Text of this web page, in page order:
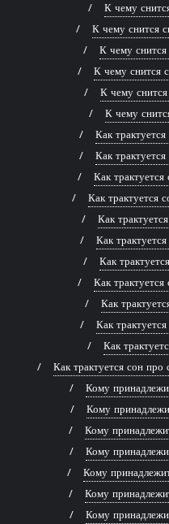
К чему
К чему снится
К чему
К чему снится
К чему
К чему
Как
Как
Как
Как трактуется
Как
Как
Как
Как
Как
Как
Как
Как трактуется сон про
Кому
Кому
Кому
Кому
Кому
Кому
Кому